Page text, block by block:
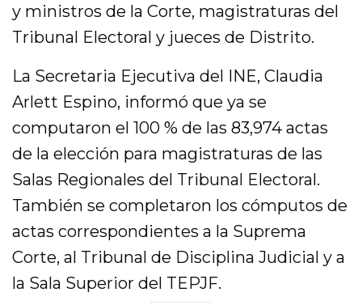
y ministros de la Corte, magistraturas del
Tribunal Electoral y jueces de Distrito.
La Secretaria Ejecutiva del INE, Claudia
Arlett Espino, informó que ya se
computaron el 100 % de las 83,974 actas
de la elección para magistraturas de las
Salas Regionales del Tribunal Electoral.
También se completaron los cómputos de
actas correspondientes a la Suprema
Corte, al Tribunal de Disciplina Judicial y a
la Sala Superior del TEPJF.